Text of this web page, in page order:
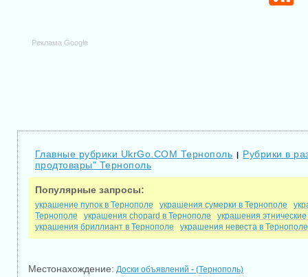
Реклама Google
Главные рубрики UkrGo.COM Тернополь | Рубрики в
продтовары" Тернополь
Популярные запросы:
украшение пупок в Тернополе украшения сумерки в Тернополе
Тернополе
украшения chopard в Тернополе
украшения
украшения бриллиант в Тернополе
украшения невеста в Тернополе
Местонахождение: Доски объявлений - (Тернополь)